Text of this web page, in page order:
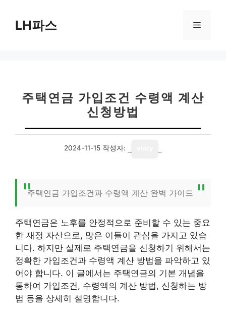
LH파스 메
주택연금 가입조건 수령액 계산
신청방법
2024-11-15 작성자:
주택연금 가입조건과 수령액 계산 완벽 가이드
주택연금은 노후를 안정적으로 준비할 수 있는 중요
한 재정 자산으로, 많은 이들이 관심을 가지고 있습
니다. 하지만 실제로 주택연금을 신청하기 위해서는
정확한 가입조건과 수령액 계산 방법을 파악하고 있
어야 합니다. 이 글에서는 주택연금의 기본 개념을
통하여 가입조건, 수령액의 계산 방법, 신청하는 방
법 등을 상세히 설명합니다.